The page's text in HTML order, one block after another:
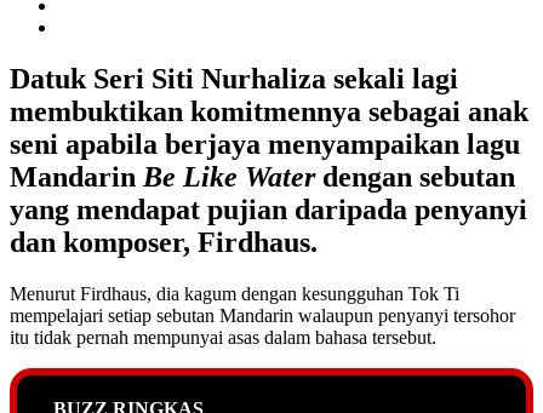
Datuk Seri Siti Nurhaliza sekali lagi
membuktikan komitmennya sebagai anak
seni apabila berjaya menyampaikan lagu
Mandarin Be Like Waterdengan sebutan
yang mendapat pujian daripada penyanyi
dan komposer, Firdhaus.
Menurut Firdhaus, dia kagum dengan kesungguhan Tok Ti
mempelajari setiap sebutan Mandarin walaupun penyanyi tersohor
itu tidak pernah mempunyai asas dalam bahasa tersebut.
BUZZ RINGKAS